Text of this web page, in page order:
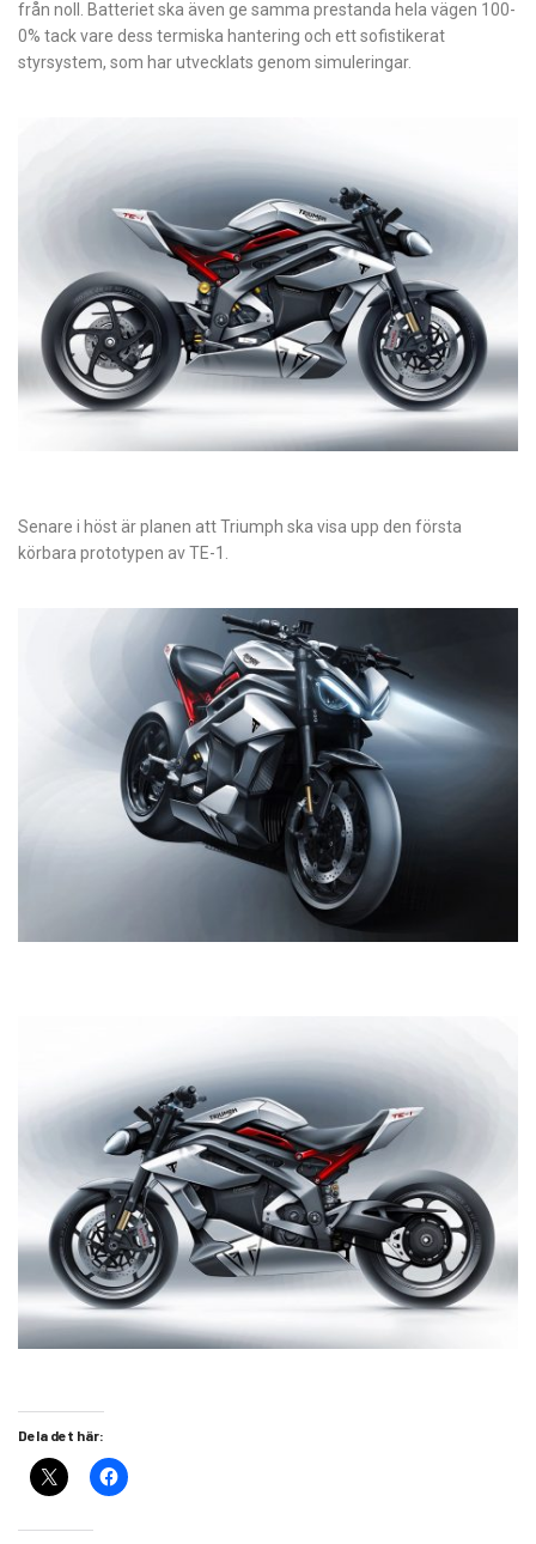
från noll. Batteriet ska även ge samma prestanda hela vägen 100-
0% tack vare dess termiska hantering och ett sofistikerat
styrsystem, som har utvecklats genom simuleringar.
Senare i höst är planen att Triumph ska visa upp den första
körbara prototypen av TE-1.
Dela det här: